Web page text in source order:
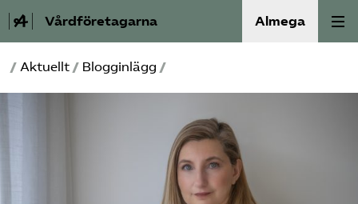
Vårdföretagarna Almega
Välfärdskriminalitet
/ Aktuellt / Blogginlägg /